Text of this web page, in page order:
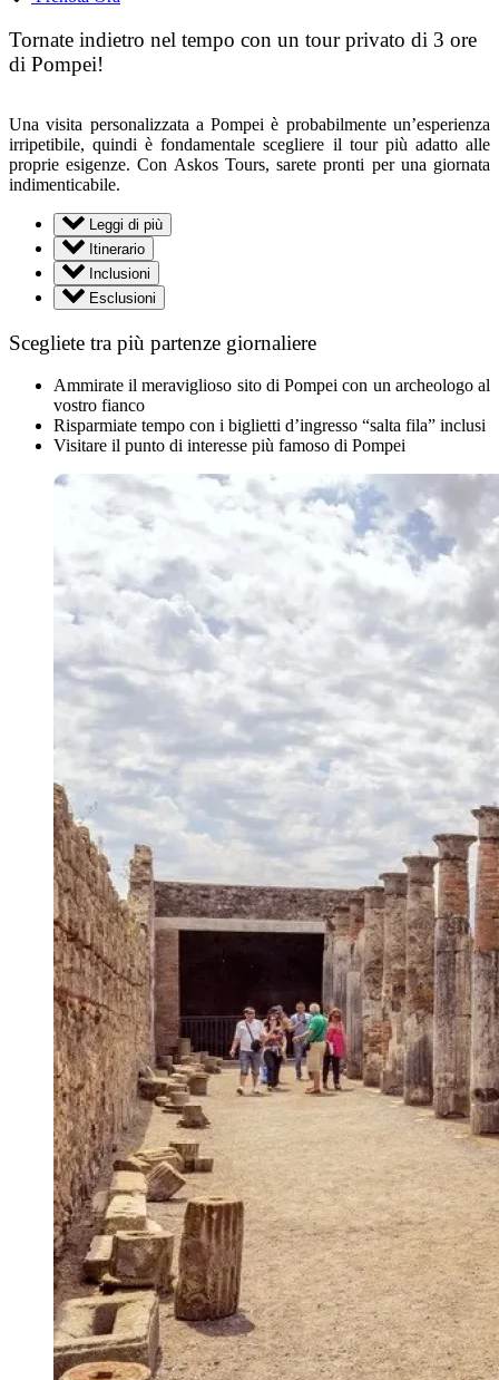
Tornate indietro nel tempo con un tour privato di 3 ore
di Pompei!
Una visita personalizzata a Pompei è probabilmente un’esperienza
irripetibile, quindi è fondamentale scegliere il tour più adatto alle
proprie esigenze. Con Askos Tours, sarete pronti per una giornata
indimenticabile.
Leggi di più
Itinerario
Inclusioni
Esclusioni
Scegliete tra più partenze giornaliere
Ammirate il meraviglioso sito di Pompei con un archeologo al
vostro fianco
Risparmiate tempo con i biglietti d’ingresso “salta fila” inclusi
Visitare il punto di interesse più famoso di Pompei